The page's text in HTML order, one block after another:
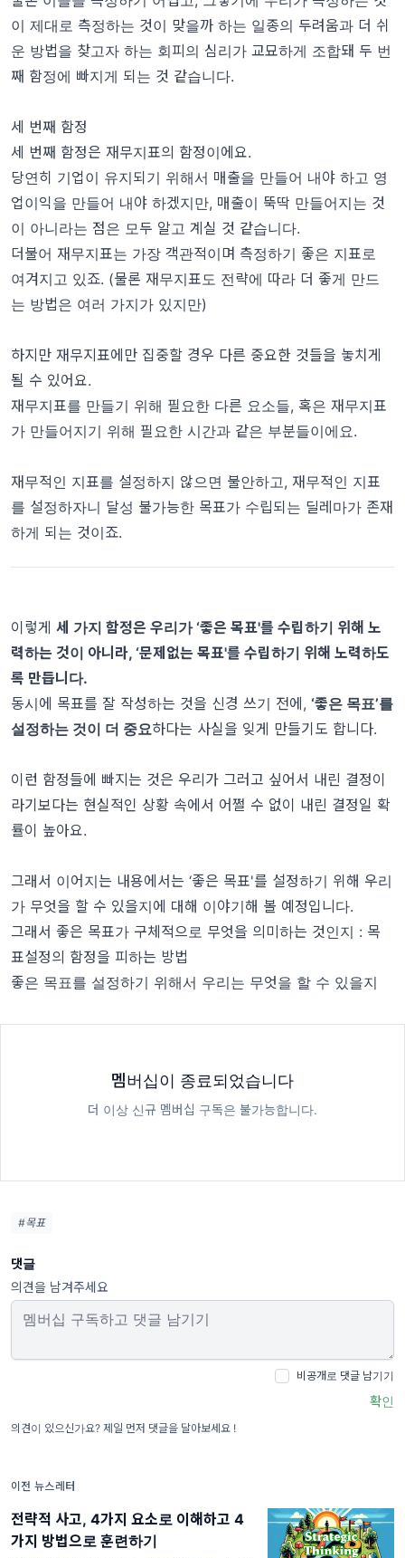
이 제대로 측정하는 것이 맞을까 하는 일종의 두려움과 더 쉬
운 방법을 찾고자 하는 회피의 심리가 교묘하게 조합돼 두 번
째 함정에 빠지게 되는 것 같습니다.
세 번째 함정
세 번째 함정은 재무지표의 함정이에요.
당연히 기업이 유지되기 위해서 매출을 만들어 내야 하고 영
업이익을 만들어 내야 하겠지만, 매출이 뚝딱 만들어지는 것
이 아니라는 점은 모두 알고 계실 것 같습니다.
더불어 재무지표는 가장 객관적이며 측정하기 좋은 지표로
여겨지고 있죠. (물론 재무지표도 전략에 따라 더 좋게 만드
는 방법은 여러 가지가 있지만)
하지만 재무지표에만 집중할 경우 다른 중요한 것들을 놓치게
될 수 있어요.
재무지표를 만들기 위해 필요한 다른 요소들, 혹은 재무지표
가 만들어지기 위해 필요한 시간과 같은 부분들이에요.
재무적인 지표를 설정하지 않으면 불안하고, 재무적인 지표
를 설정하자니 달성 불가능한 목표가 수립되는 딜레마가 존재
하게 되는 것이죠.
이렇게 세 가지 함정은 우리가 ‘좋은 목표'를 수립하기 위해 노
력하는 것이 아니라, ‘문제없는 목표'를 수립하기 위해 노력하도
록 만듭니다.
동시에 목표를 잘 작성하는 것을 신경 쓰기 전에, ‘좋은 목표’를
설정하는 것이 더 중요하다는 사실을 잊게 만들기도 합니다.
이런 함정들에 빠지는 것은 우리가 그러고 싶어서 내린 결정이
라기보다는 현실적인 상황 속에서 어쩔 수 없이 내린 결정일 확
률이 높아요.
그래서 이어지는 내용에서는 ‘좋은 목표'를 설정하기 위해 우리
가 무엇을 할 수 있을지에 대해 이야기해 볼 예정입니다.
그래서 좋은 목표가 구체적으로 무엇을 의미하는 것인지 : 목
표설정의 함정을 피하는 방법
좋은 목표를 설정하기 위해서 우리는 무엇을 할 수 있을지
멤버십이 종료되었습니다
더 이상 신규 멤버십 구독은 불가능합니다.
#목표
댓글
의견을 남겨주세요
비공개로 댓글 남기기
확인
의견이 있으신가요? 제일 먼저 댓글을 달아보세요 !
이전 뉴스레터
전략적 사고, 4가지 요소로 이해하고 4
가지 방법으로 훈련하기